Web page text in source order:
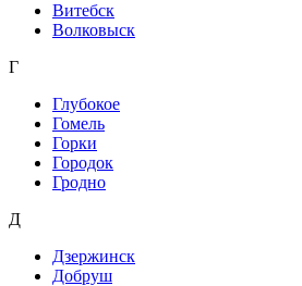
Витебск
Волковыск
Г
Глубокое
Гомель
Горки
Городок
Гродно
Д
Дзержинск
Добруш